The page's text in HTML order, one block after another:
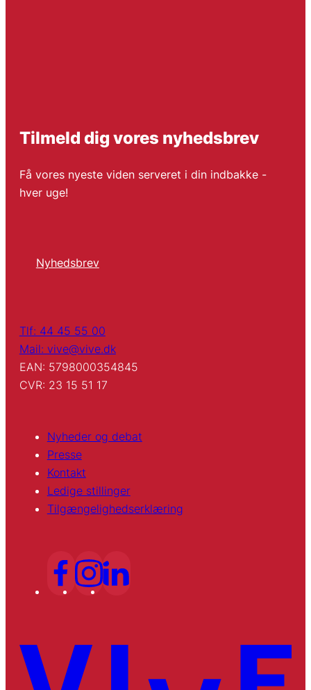
Tilmeld dig vores nyhedsbrev
Få vores nyeste viden serveret i din indbakke -
hver uge!
Nyhedsbrev
Tlf: 44 45 55 00
Mail: vive@vive.dk
EAN: 5798000354845
CVR: 23 15 51 17
Nyheder og debat
Presse
Kontakt
Ledige stillinger
Tilgængelighedserklæring